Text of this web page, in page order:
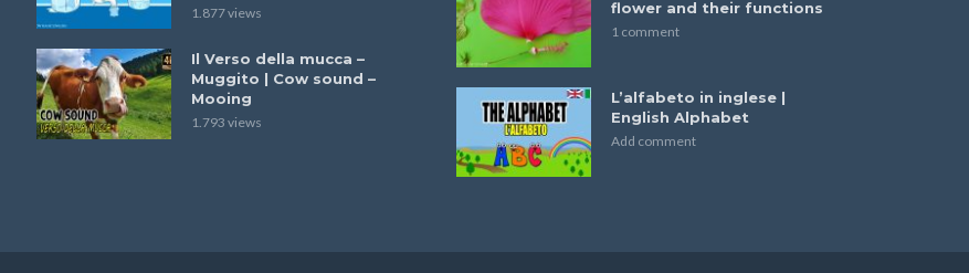
1.877 views
Il Verso della mucca –
Muggito | Cow sound –
Mooing
1.793 views
flower and their functions
1 comment
L’alfabeto in inglese |
English Alphabet
Add comment